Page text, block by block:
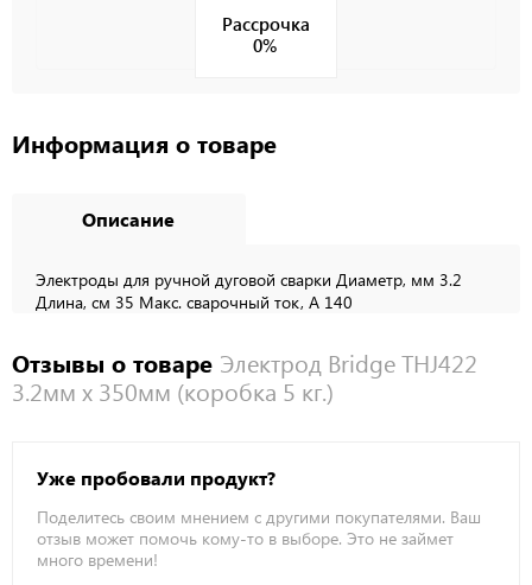
Рассрочка
0%
Информация о товаре
Описание
Электроды для ручной дуговой сварки Диаметр, мм 3.2
Длина, см 35 Макс. сварочный ток, А 140
Отзывы о товаре Электрод Bridge THJ422
3.2мм х 350мм (коробка 5 кг.)
Уже пробовали продукт?
Поделитесь своим мнением с другими покупателями. Ваш
отзыв может помочь кому-то в выборе. Это не займет
много времени!